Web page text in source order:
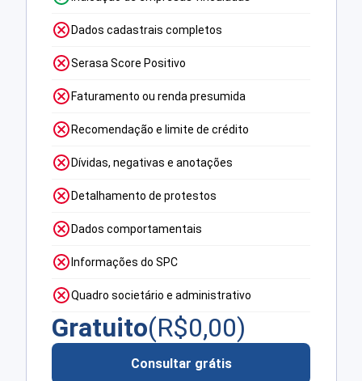
Dados cadastrais completos
Serasa Score Positivo
Faturamento ou renda presumida
Recomendação e limite de crédito
Dívidas, negativas e anotações
Detalhamento de protestos
Dados comportamentais
Informações do SPC
Quadro societário e administrativo
Gratuito(R$0,00)
Consultar grátis